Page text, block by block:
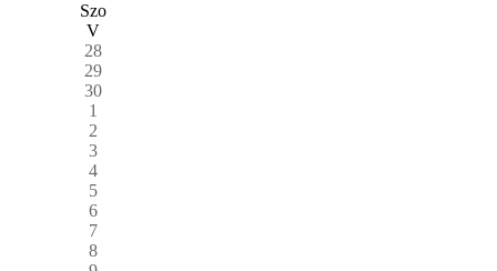
Szo
V
28
29
30
1
2
3
4
5
6
7
8